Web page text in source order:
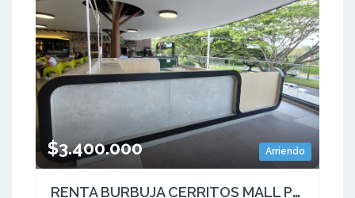
Arriendo
$3.400.000
RENTA BURBUJA CERRITOS MALL PEREIRA PRECIO DE OPORTUNIDAD